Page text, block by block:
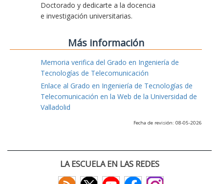
Doctorado y dedicarte a la docencia
e investigación universitarias.
Más información
Memoria verifica del Grado en Ingeniería de
Tecnologías de Telecomunicación
Enlace al Grado en Ingeniería de Tecnologías de
Telecomunicación en la Web de la Universidad de
Valladolid
Fecha de revisión: 08-05-2026
LA ESCUELA EN LAS REDES